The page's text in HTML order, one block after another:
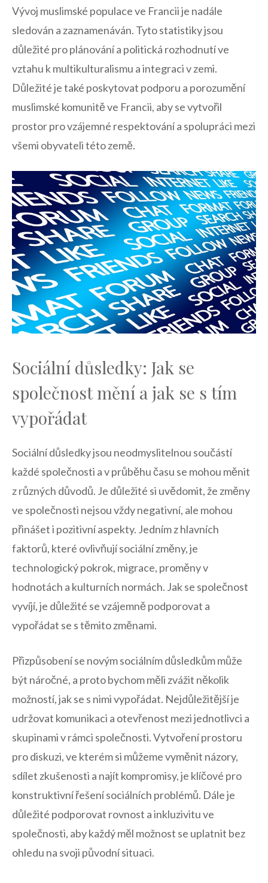
Vývoj​ muslimské⁢ populace ve Francii je nadále
sledován a zaznamenáván. Tyto statistiky jsou
důležité ‌pro plánování a ‌politická rozhodnutí ve
vztahu k multikulturalismu ⁢a integraci v zemi.
Důležité je také poskytovat podporu a porozumění
muslimské⁤ komunitě ve Francii, aby se vytvořil
prostor pro vzájemné respektování a spolupráci mezi
všemi obyvateli této země.
Sociální ​důsledky: Jak se
společnost mění a jak se s‌ tím
vypořádat
Sociální důsledky jsou neodmyslitelnou součástí
každé‍ společnosti a‌ v průběhu času se mohou měnit
z různých důvodů. ‌Je důležité si‍ uvědomit, že změny
ve společnosti nejsou vždy negativní, ​ale mohou
přinášet ⁤i pozitivní⁢ aspekty.‍ Jedním z hlavních
faktorů, které ‍ovlivňují sociální změny, je
technologický pokrok, migrace, proměny ⁣v
hodnotách a kulturních normách.‍ Jak ​se společnost
vyvíjí, je důležité se vzájemně podporovat a
vypořádat se s‌ těmito ⁣změnami.
Přizpůsobení se novým sociálním důsledkům může
být náročné, a proto bychom měli zvážit několik
možností, jak se s nimi vypořádat. Nejdůležitější⁢ je
udržovat komunikaci a otevřenost​ mezi jednotlivci‍ a
skupinami v rámci společnosti. Vytvoření prostoru
pro diskuzi, ve kterém si můžeme vyměnit názory,
sdílet zkušenosti ​a najít kompromisy, je klíčové pro
konstruktivní ⁣řešení ‍sociálních problémů. Dále‌ je
důležité podporovat rovnost a inkluzivitu ve
společnosti, aby každý měl možnost ⁤se ⁢uplatnit‍ bez
ohledu na⁢ svoji původní situaci.